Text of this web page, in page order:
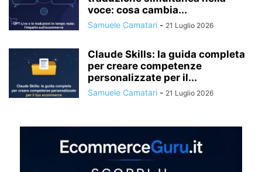
voce: cosa cambia...
Samuele Camatari - 21 Luglio 2026
Claude Skills: la guida completa
per creare competenze
personalizzate per il...
Samuele Camatari - 21 Luglio 2026